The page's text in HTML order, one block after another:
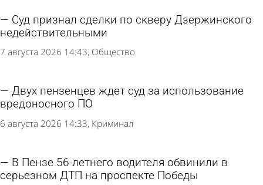
Суд признал сделки по скверу Дзержинского
недействительными
7 августа 2026 14:43 Общество
Двух пензенцев ждет суд за использование
вредоносного ПО
6 августа 2026 14:33 Криминал
В Пензе 56-летнего водителя обвинили в
серьезном ДТП на проспекте Победы